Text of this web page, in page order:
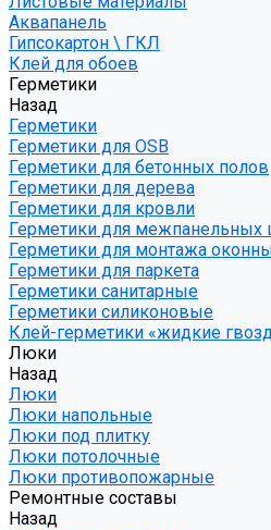
Аквапанель
Гипсокартон \ ГКЛ
Клей для обоев
Герметики
Назад
Герметики
Герметики для OSB
Герметики для бетонных полов
Герметики для дерева
Герметики для кровли
Герметики для межпанельных
Герметики для монтажа
Герметики для паркета
Герметики санитарные
Герметики силиконовые
Клей-герметики «жидкие
Люки
Назад
Люки
Люки напольные
Люки под плитку
Люки потолочные
Люки противопожарные
Ремонтные составы
Назад